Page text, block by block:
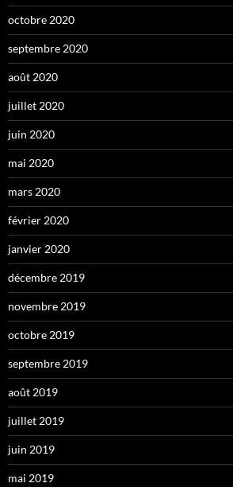
octobre 2020
septembre 2020
août 2020
juillet 2020
juin 2020
mai 2020
mars 2020
février 2020
janvier 2020
décembre 2019
novembre 2019
octobre 2019
septembre 2019
août 2019
juillet 2019
juin 2019
mai 2019